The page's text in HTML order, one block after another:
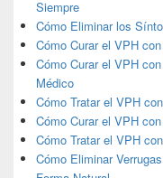
Siempre
Cómo Eliminar los
Cómo Curar el VPH
Cómo Curar el VPH
Médico
Cómo Tratar el VPH
Cómo Curar el VPH
Cómo Tratar el VPH
Cómo Eliminar